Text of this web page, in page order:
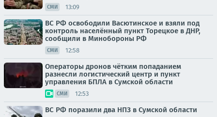
СМИ 13:09
ВС РФ освободили Васютинское и взяли под
контроль населённый пункт Торецкое в ДНР,
сообщили в Минобороны РФ
СМИ 12:58
Операторы дронов чётким попаданием
разнесли логистический центр и пункт
управления БПЛА в Сумской области
СМИ 12:53
ВС РФ поразили два НПЗ в Сумской области